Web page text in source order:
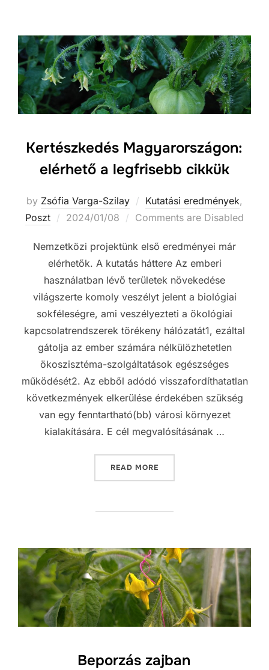
Kertészkedés Magyarországon:
elérhető a legfrisebb cikkük
by Zsófia Varga-Szilay Kutatási eredmények,
Poszt
Posted
2024/01/08 Comments are Disabled
Nemzetközi projektünk első eredményei már
elérhetők. A kutatás háttere Az emberi
használatban lévő területek növekedése
világszerte komoly veszélyt jelent a biológiai
sokféleségre, ami veszélyezteti a ökológiai
kapcsolatrendszerek törékeny hálózatát1, ezáltal
gátolja az ember számára nélkülözhetetlen
ökoszisztéma-szolgáltatások egészséges
működését2. Az ebből adódó visszafordíthatatlan
következmények elkerülése érdekében szükség
van egy fenntartható(bb) városi környezet
kialakítására. E cél megvalósításának …
READ MORE
Beporzás zajban